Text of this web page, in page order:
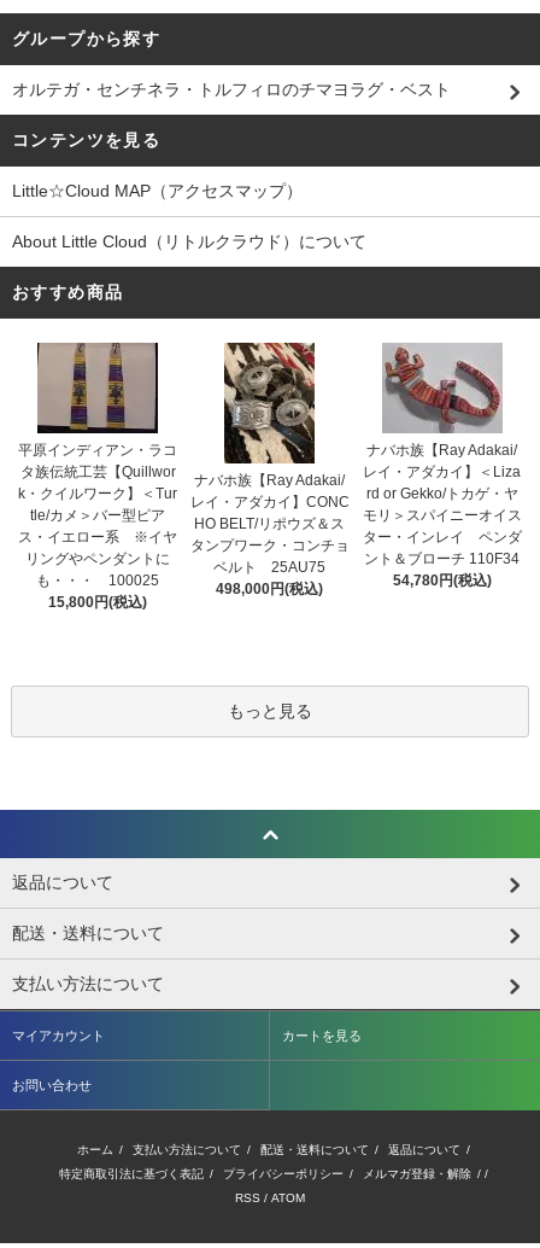
グループから探す
オルテガ・センチネラ・トルフィロのチマヨラグ・ベスト
コンテンツを見る
Little☆Cloud MAP（アクセスマップ）
About Little Cloud（リトルクラウド）について
おすすめ商品
平原インディアン・ラコ
タ族伝統工芸【Quillwor
k・クイルワーク】＜Tur
tle/カメ＞バー型ピア
ス・イエロー系 ※イヤ
リングやペンダントに
も・・・ 100025
15,800円(税込)
ナバホ族【Ray Adakai/
レイ・アダカイ】CONC
HO BELT/リポウズ＆ス
タンプワーク・コンチョ
ベルト 25AU75
498,000円(税込)
ナバホ族【Ray Adakai/
レイ・アダカイ】＜Liza
rd or Gekko/トカゲ・ヤ
モリ＞スパイニーオイス
ター・インレイ ペンダ
ント＆ブローチ 110F34
54,780円(税込)
もっと見る
返品について
配送・送料について
支払い方法について
マイアカウント カートを見る
お問い合わせ
ホーム / 支払い方法について / 配送・送料について / 返品について /
特定商取引法に基づく表記 / プライバシーポリシー / メルマガ登録・解除 / /
RSS / ATOM